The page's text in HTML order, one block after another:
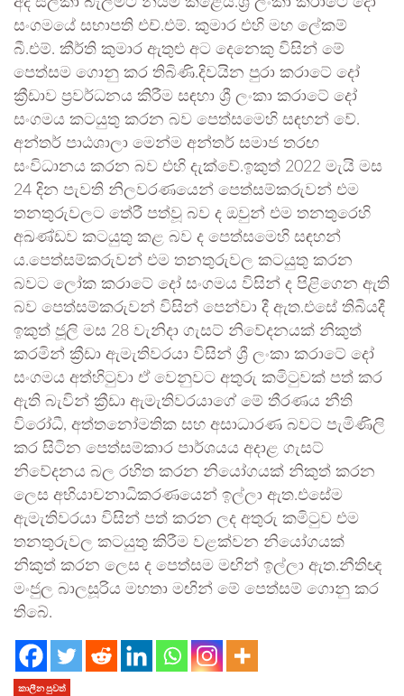
සංගමයේ සභාපති එච්.එම්. කුමාර එහි මහ ලේකම්
බී.එම්. කීර්ති කුමාර ඇතුළු අට දෙනෙකු විසින් මේ
පෙත්සම ගොනු කර තිබිණි.දිවයින පුරා කරාටේ දෝ
ක්‍රීඩාව ප්‍රවර්ධනය කිරීම සඳහා ශ්‍රී ලංකා කරාටේ දෝ
සංගමය කටයුතු කරන බව පෙත්සමෙහි සඳහන් වේ.
අන්තර් පාඨශාලා මෙන්ම අන්තර් සමාජ තරඟ
සංවිධානය කරන බව එහි දැක්වේ.ඉකුත් 2022 මැයි මස
24 දින පැවති නිලවරණයෙන් පෙත්සම්කරුවන් එම
තනතුරුවලට තේරී පත්වූ බව ද ඔවුන් එම තනතුරෙහි
අඛණ්ඩව කටයුතු කළ බව ද පෙත්සමෙහි සඳහන්
ය.පෙත්සම්කරුවන් එම තනතුරුවල කටයුතු කරන
බවට ලෝක කරාටේ දෝ සංගමය විසින් ද පිළිගෙන ඇති
බව පෙත්සම්කරුවන් විසින් පෙන්වා දී ඇත.එසේ තිබියදී
ඉකුත් ජූලි මස 28 වැනිදා ගැසට් නිවේදනයක් නිකුත්
කරමින් ක්‍රීඩා ඇමැතිවරයා විසින් ශ්‍රී ලංකා කරාටේ දෝ
සංගමය අත්හිටුවා ඒ වෙනුවට අතුරු කමිටුවක් පත් කර
ඇති බැවින් ක්‍රීඩා ඇමැතිවරයාගේ මේ තීරණය නීති
විරෝධී, අත්තනෝමතික සහ අසාධාරණ බවට පැමිණිලි
කර සිටින පෙත්සම්කාර පාර්ශයය අදාළ ගැසට්
නිවේදනය බල රහිත කරන නියෝගයක් නිකුත් කරන
ලෙස අභියාචනාධිකරණයෙන් ඉල්ලා ඇත.එසේම
ඇමැතිවරයා විසින් පත් කරන ලද අතුරු කමිටුව එම
තනතුරුවල කටයුතු කිරීම වළක්වන නියෝගයක්
නිකුත් කරන ලෙස ද පෙත්සම මඟින් ඉල්ලා ඇත.නීතිඥ
මංජුල බාලසූරිය මහතා මඟින් මේ පෙත්සම් ගොනු කර
තිබේ.
කාලීන පුවත්